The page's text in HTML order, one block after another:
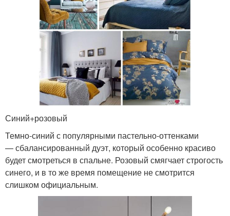
Синий+розовый
Темно-синий с популярными пастельно-оттенками
— сбалансированный дуэт, который особенно красиво
будет смотреться в спальне. Розовый смягчает строгость
синего, и в то же время помещение не смотрится
слишком официальным.